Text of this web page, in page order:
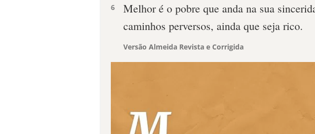
6
Melhor é o pobre que anda na sua
caminhos perversos, ainda que seja rico.
Versão Almeida Revista e Corrigida